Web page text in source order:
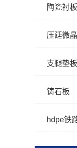
陶瓷衬板
压延微
支腿垫板
铸石板
hdpe铁